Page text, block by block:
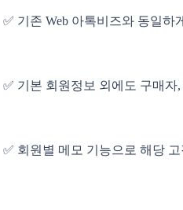
✅ 기존 Web 아톡비즈와 동일
✅ 기본 회원정보 외에도 구매
✅ 회원별 메모 기능으로 해당